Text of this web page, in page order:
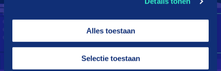
Alles toestaan
Selectie toestaan